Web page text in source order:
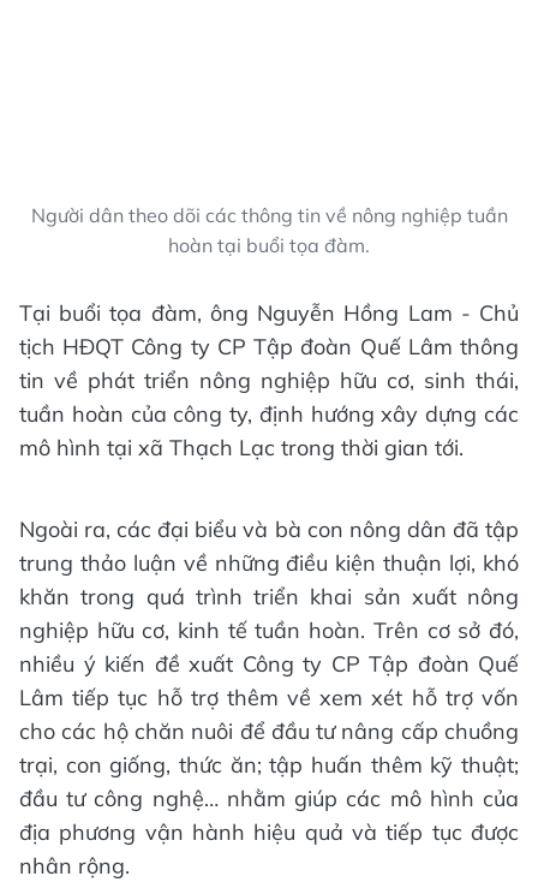
Người dân theo dõi các thông tin về nông nghiệp tuần
hoàn tại buổi tọa đàm.
Tại buổi tọa đàm, ông Nguyễn Hồng Lam - Chủ
tịch HĐQT Công ty CP Tập đoàn Quế Lâm thông
tin về phát triển nông nghiệp hữu cơ, sinh thái,
tuần hoàn của công ty, định hướng xây dựng các
mô hình tại xã Thạch Lạc trong thời gian tới.
Ngoài ra, các đại biểu và bà con nông dân đã tập
trung thảo luận về những điều kiện thuận lợi, khó
khăn trong quá trình triển khai sản xuất nông
nghiệp hữu cơ, kinh tế tuần hoàn. Trên cơ sở đó,
nhiều ý kiến đề xuất Công ty CP Tập đoàn Quế
Lâm tiếp tục hỗ trợ thêm về xem xét hỗ trợ vốn
cho các hộ chăn nuôi để đầu tư nâng cấp chuồng
trại, con giống, thức ăn; tập huấn thêm kỹ thuật;
đầu tư công nghệ… nhằm giúp các mô hình của
địa phương vận hành hiệu quả và tiếp tục được
nhân rộng.